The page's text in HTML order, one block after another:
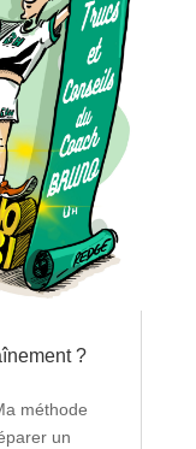
?
méthode
un